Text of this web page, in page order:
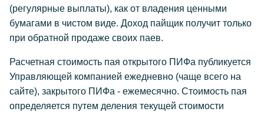
(регулярные выплаты), как от владения ценными
бумагами в чистом виде. Доход пайщик получит только
при обратной продаже своих паев.
Расчетная стоимость пая открытого ПИФа публикуется
Управляющей компанией ежедневно (чаще всего на
сайте), закрытого ПИФа - ежемесячно. Стоимость пая
определяется путем деления текущей стоимости